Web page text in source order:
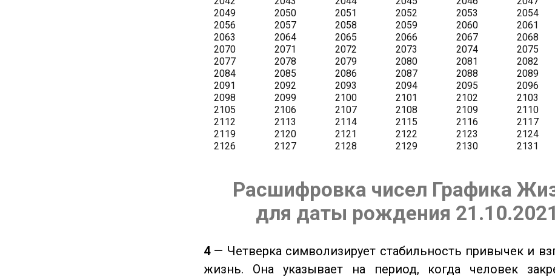
Расшифровка чисел Графика
для даты рождения 21.10.2021
4— Четверка символизирует стабильность привычек и
жизнь. Она указывает на период, когда человек